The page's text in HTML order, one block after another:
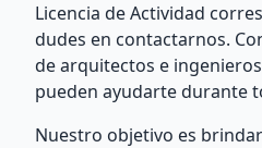
Licencia de Actividad
dudes en contactarnos.
de arquitectos e
pueden ayudarte durante
Nuestro objetivo es